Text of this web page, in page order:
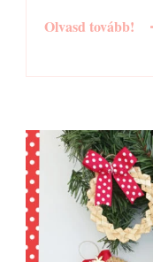
Olvasd tovább!